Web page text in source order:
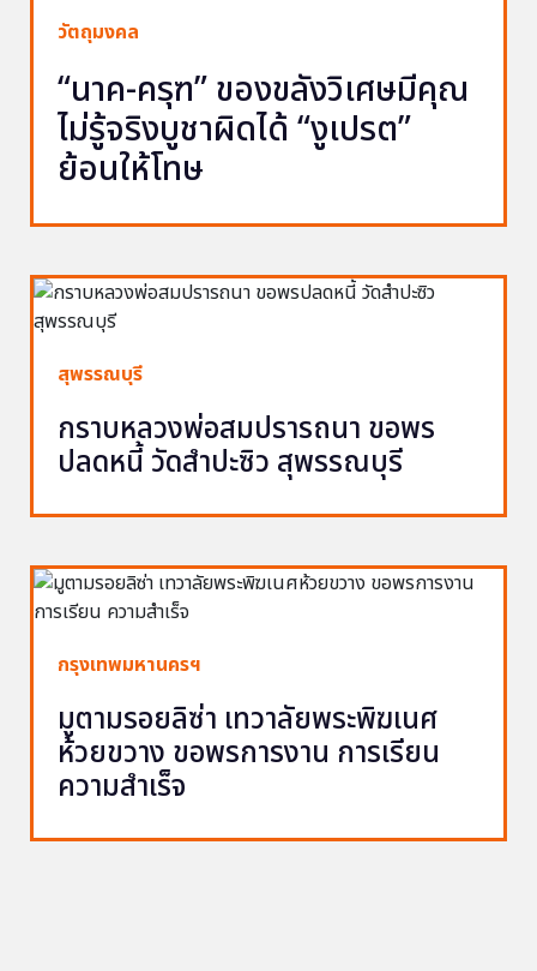
วัตถุมงคล
“นาค-ครุฑ” ของขลังวิเศษมีคุณ
ไม่รู้จริงบูชาผิดได้ “งูเปรต”
ย้อนให้โทษ
สุพรรณบุรี
กราบหลวงพ่อสมปรารถนา ขอพร
ปลดหนี้ วัดสำปะซิว สุพรรณบุรี
กรุงเทพมหานครฯ
มูตามรอยลิซ่า เทวาลัยพระพิฆเนศ
ห้วยขวาง ขอพรการงาน การเรียน
ความสำเร็จ